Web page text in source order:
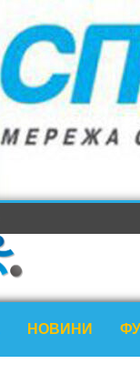
НОВИНИ